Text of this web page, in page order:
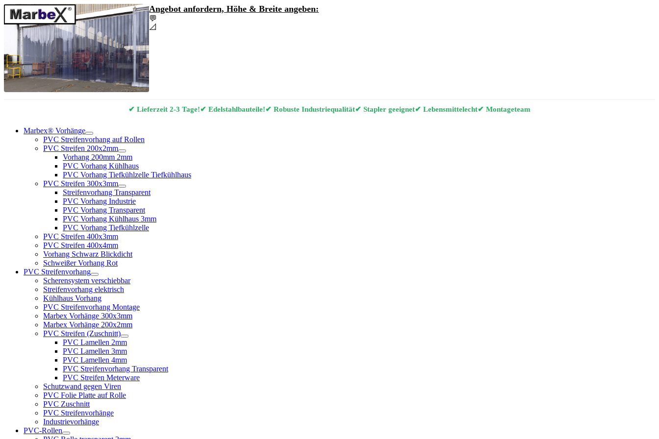
Angebot anfordern, Höhe & Breite angeben:
💬
📐
✔ Lieferzeit 2-3 Tage!✔ Edelstahlbauteile!✔ Robuste Industriequalität✔ Stapler geeignet✔ Lebensmittelecht✔ Montageteam
Marbex® Vorhänge
PVC Streifenvorhang auf Rollen
PVC Streifen 200x2mm
Vorhang 200mm 2mm
PVC Vorhang Kühlhaus
PVC Vorhang Tiefkühlzelle Tiefkühlhaus
PVC Streifen 300x3mm
Streifenvorhang Transparent
PVC Vorhang Industrie
PVC Vorhang Transparent
PVC Vorhang Kühlhaus 3mm
PVC Vorhang Tiefkühlzelle
PVC Streifen 400x3mm
PVC Streifen 400x4mm
Vorhang Schwarz Blickdicht
Schweißer Vorhang Rot
PVC Streifenvorhang
Scherensystem verschiebbar
Streifenvorhang elektrisch
Kühlhaus Vorhang
PVC Streifenvorhang Montage
Marbex Vorhänge 300x3mm
Marbex Vorhänge 200x2mm
PVC Streifen (Zuschnitt)
PVC Lamellen 2mm
PVC Lamellen 3mm
PVC Lamellen 4mm
PVC Streifenvorhang Transparent
PVC Streifen Meterware
Schutzwand gegen Viren
PVC Folie Platte auf Rolle
PVC Zuschnitt
PVC Streifenvorhänge
Industrievorhänge
PVC-Rollen